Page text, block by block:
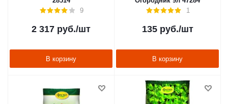
9
2 317 руб./шт
В корзину
1
135руб./шт
В корзину